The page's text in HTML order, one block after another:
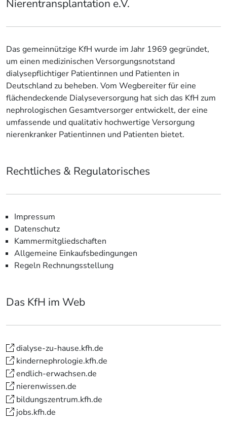
Nierentransplantation e.V.
Das gemeinnützige KfH wurde im Jahr 1969 gegründet,
um einen medizinischen Versorgungsnotstand
dialysepflichtiger Patientinnen und Patienten in
Deutschland zu beheben. Vom Wegbereiter für eine
flächendeckende Dialyseversorgung hat sich das KfH zum
nephrologischen Gesamtversorger entwickelt, der eine
umfassende und qualitativ hochwertige Versorgung
nierenkranker Patientinnen und Patienten bietet.
Rechtliches & Regulatorisches
Impressum
Datenschutz
Kammermitgliedschaften
Allgemeine Einkaufsbedingungen
Regeln Rechnungsstellung
Das KfH im Web
dialyse-zu-hause.kfh.de
kindernephrologie.kfh.de
endlich-erwachsen.de
nierenwissen.de
bildungszentrum.kfh.de
jobs.kfh.de